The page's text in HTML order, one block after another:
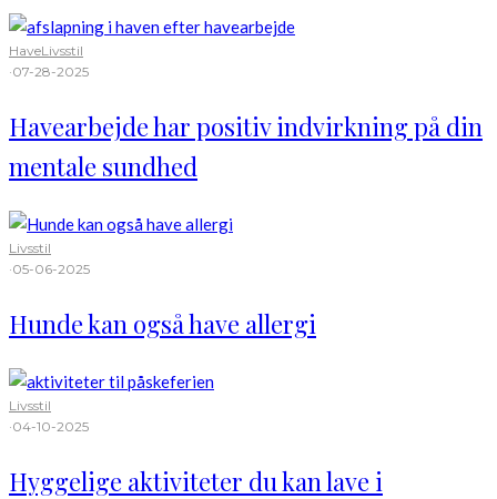
HaveLivsstil
·07-28-2025
Havearbejde har positiv indvirkning på din
mentale sundhed
Livsstil
·05-06-2025
Hunde kan også have allergi
Livsstil
·04-10-2025
Hyggelige aktiviteter du kan lave i